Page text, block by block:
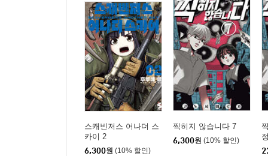
스캐빈저스 어나더 스
카이 2
6,300원 (10% 할인)
찍히지 않습니다 7
6,300원 (10% 할인)